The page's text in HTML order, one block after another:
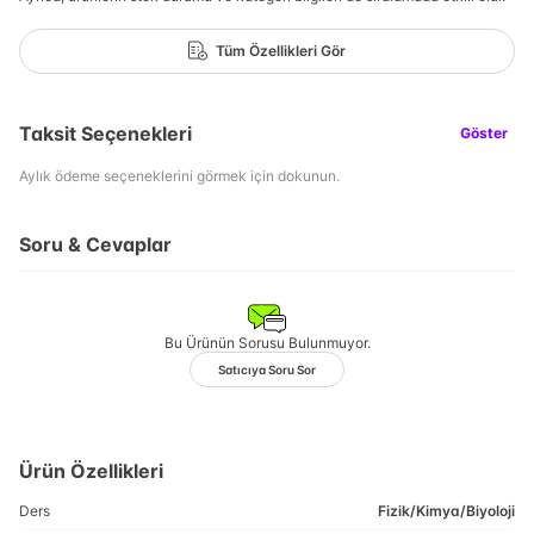
Tüm Özellikleri Gör
Taksit Seçenekleri Göster
Aylık ödeme seçeneklerini görmek için dokunun.
Soru & Cevaplar
Bu Ürünün Sorusu Bulunmuyor.
Satıcıya Soru Sor
Ürün Özellikleri
Ders Fizik/Kimya/Biyoloji